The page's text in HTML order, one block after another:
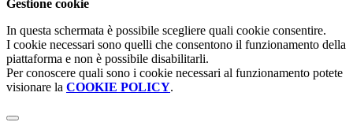
Gestione cookie
In questa schermata è possibile scegliere quali cookie consentire.
I cookie necessari sono quelli che consentono il funzionamento della
piattaforma e non è possibile disabilitarli.
Per conoscere quali sono i cookie necessari al funzionamento potete
visionare la COOKIE POLICY.